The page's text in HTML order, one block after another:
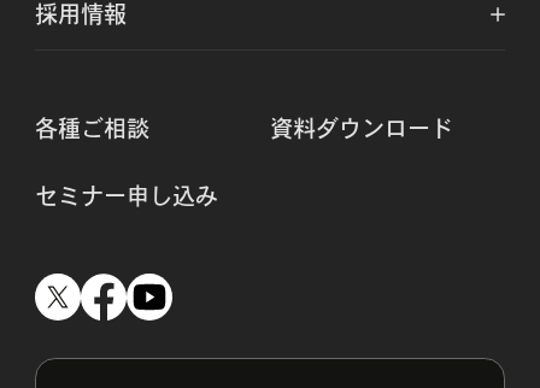
採用情報
各種ご相談 資料ダウンロード
セミナー申し込み